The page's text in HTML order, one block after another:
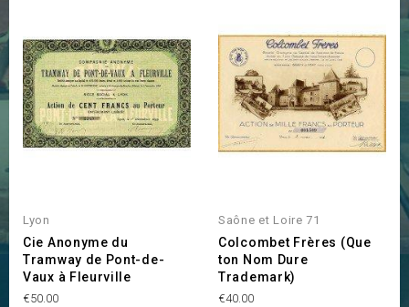
Lyon
Cie Anonyme du
Tramway de Pont-de-
Vaux à Fleurville
Price
€50.00
Saône et Loire 71
Colcombet Frères (Que
ton Nom Dure
Trademark)
Price
€40.00